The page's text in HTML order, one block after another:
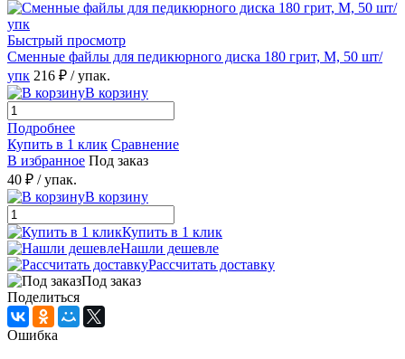
Быстрый просмотр
Сменные файлы для педикюрного диска 180 грит, M, 50 шт/
упк 216 ₽ / упак.
В корзину
Подробнее
Купить в 1 клик Сравнение
В избранное Под заказ
40 ₽ / упак.
В корзину
Купить в 1 клик
Нашли дешевле
Рассчитать доставку
Под заказ
Поделиться
Ошибка